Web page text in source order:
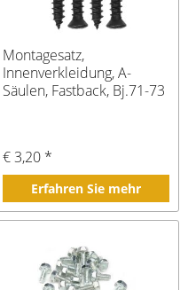
Montagesatz,
Innenverkleidung, A-
Säulen, Fastback, Bj.71-73
€ 3,20 *
Erfahren Sie mehr